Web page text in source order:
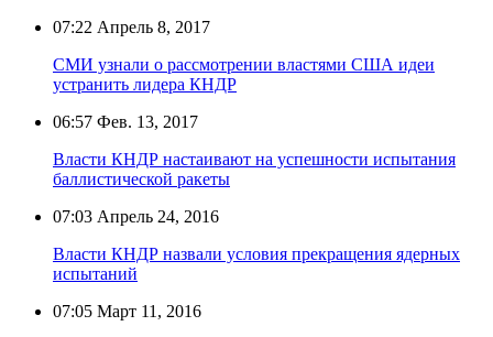
07:22 Апрель 8, 2017
СМИ узнали о рассмотрении властями США идеи
устранить лидера КНДР
06:57 Фев. 13, 2017
Власти КНДР настаивают на успешности испытания
баллистической ракеты
07:03 Апрель 24, 2016
Власти КНДР назвали условия прекращения ядерных
испытаний
07:05 Март 11, 2016